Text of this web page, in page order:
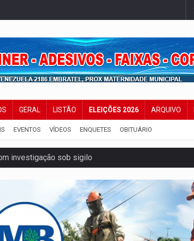
GERAL LISTÃO ELEIÇÕES 2026 ARQUIVO
EVENTOS VÍDEOS ENQUETES OBITUÁRIO
investigação sob sigilo
ser automático
para Rondônia
em Super Nova Era
em corredor da cocaína